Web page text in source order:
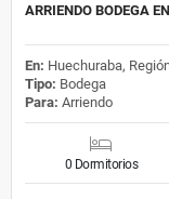
ARRIENDO BODEGA
En: Huechuraba,
Tipo: Bodega
Para: Arriendo
0 Dormitorios